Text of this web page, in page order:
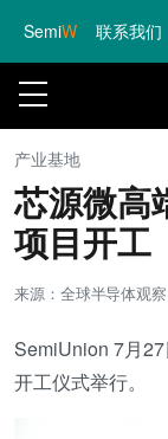
SemiW 联系我们
产业基地
芯源微高
项目开工
来源：全球半导体观察
SemiUnion 7月
开工仪式举行。